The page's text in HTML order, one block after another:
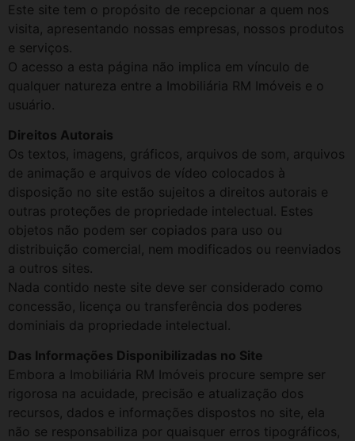
Este site tem o propósito de recepcionar a quem nos
visita, apresentando nossas empresas, nossos produtos
e serviços.
O acesso a esta página não implica em vínculo de
qualquer natureza entre a Imobiliária RM Imóveis e o
usuário.
Direitos Autorais
Os textos, imagens, gráficos, arquivos de som, arquivos
de animação e arquivos de vídeo colocados à
disposição no site estão sujeitos a direitos autorais e
outras proteções de propriedade intelectual. Estes
objetos não podem ser copiados para uso ou
distribuição comercial, nem modificados ou reenviados
a outros sites.
Nada contido neste site deve ser considerado como
concessão, licença ou transferência dos poderes
dominiais da propriedade intelectual.
Das Informações Disponibilizadas no Site
Embora a Imobiliária RM Imóveis procure sempre ser
rigorosa na acuidade, precisão e atualização dos
recursos, dados e informações dispostos no site, ela
não se responsabiliza por quaisquer erros tipográficos,